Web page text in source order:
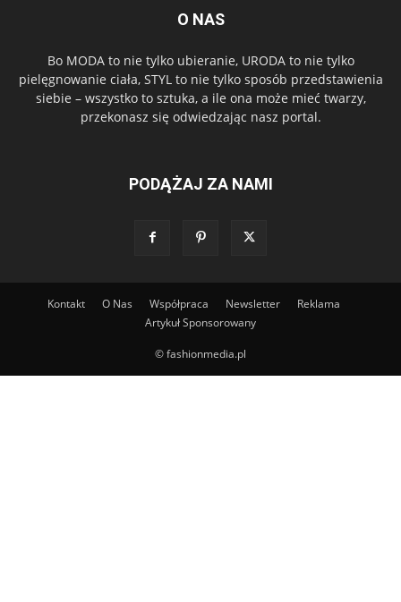
O NAS
Bo MODA to nie tylko ubieranie, URODA to nie tylko
pielęgnowanie ciała, STYL to nie tylko sposób przedstawienia
siebie – wszystko to sztuka, a ile ona może mieć twarzy,
przekonasz się odwiedzając nasz portal.
PODĄŻAJ ZA NAMI
Kontakt O Nas Współpraca Newsletter
Reklama
Artykuł Sponsorowany
© fashionmedia.pl